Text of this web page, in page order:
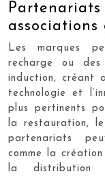
Les marques
recharge ou
induction, créant
technologie et
plus pertinents
la restauration,
partenariats
comme la
la distribution